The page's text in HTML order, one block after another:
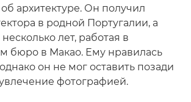
архитектуре. Он получил
в родной Португалии, а
лет, работая в
бюро в Макао. Ему нравилась
он не мог оставить позади
фотографией.